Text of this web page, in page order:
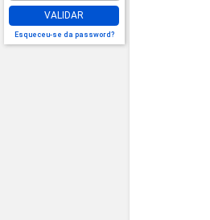
VALIDAR
Esqueceu-se da password?